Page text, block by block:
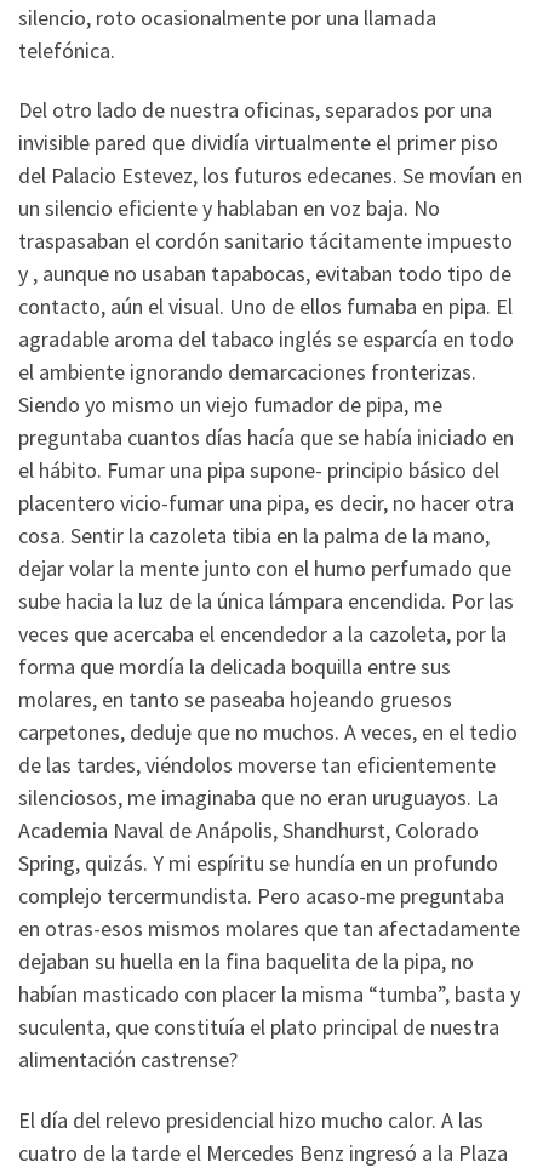
silencio, roto ocasionalmente por una llamada
telefónica.
Del otro lado de nuestra oficinas, separados por una
invisible pared que dividía virtualmente el primer piso
del Palacio Estevez, los futuros edecanes. Se movían en
un silencio eficiente y hablaban en voz baja. No
traspasaban el cordón sanitario tácitamente impuesto
y , aunque no usaban tapabocas, evitaban todo tipo de
contacto, aún el visual. Uno de ellos fumaba en pipa. El
agradable aroma del tabaco inglés se esparcía en todo
el ambiente ignorando demarcaciones fronterizas.
Siendo yo mismo un viejo fumador de pipa, me
preguntaba cuantos días hacía que se había iniciado en
el hábito. Fumar una pipa supone- principio básico del
placentero vicio-fumar una pipa, es decir, no hacer otra
cosa. Sentir la cazoleta tibia en la palma de la mano,
dejar volar la mente junto con el humo perfumado que
sube hacia la luz de la única lámpara encendida. Por las
veces que acercaba el encendedor a la cazoleta, por la
forma que mordía la delicada boquilla entre sus
molares, en tanto se paseaba hojeando gruesos
carpetones, deduje que no muchos. A veces, en el tedio
de las tardes, viéndolos moverse tan eficientemente
silenciosos, me imaginaba que no eran uruguayos. La
Academia Naval de Anápolis, Shandhurst, Colorado
Spring, quizás. Y mi espíritu se hundía en un profundo
complejo tercermundista. Pero acaso-me preguntaba
en otras-esos mismos molares que tan afectadamente
dejaban su huella en la fina baquelita de la pipa, no
habían masticado con placer la misma “tumba”, basta y
suculenta, que constituía el plato principal de nuestra
alimentación castrense?
El día del relevo presidencial hizo mucho calor. A las
cuatro de la tarde el Mercedes Benz ingresó a la Plaza